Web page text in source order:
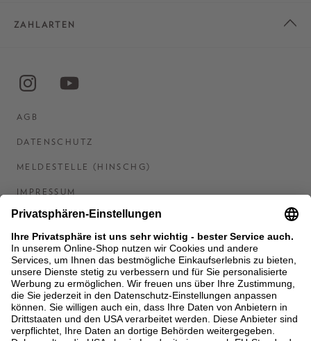
ZAHLARTEN
AGB
DATENSCHUTZ
MELDESTELLE (HINSCHG)
IMPRESSUM
BARRIEREFREIHEITSERKLÄRUNG
KONTAKT
COOKIES
MEN'S WORLD: BRAUN HAMBURG
Ein Unternehmen der Unger GmbH & Co. KG